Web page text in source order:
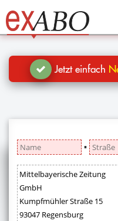
Jetzt
Blog
Hilfe
Jetzt einfach
▪